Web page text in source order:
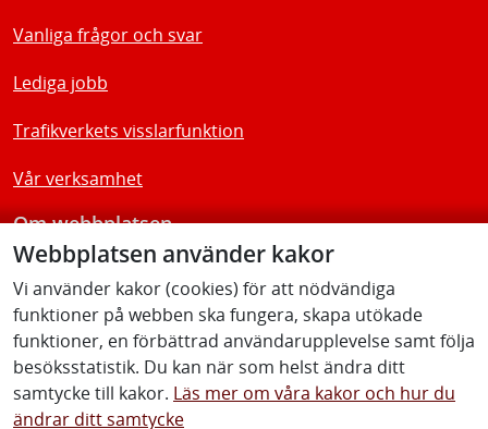
Webbplatsen använder kakor
Vi använder kakor (cookies) för att nödvändiga
funktioner på webben ska fungera, skapa utökade
funktioner, en förbättrad användarupplevelse samt följa
besöksstatistik. Du kan när som helst ändra ditt
samtycke till kakor. Läs mer om våra kakor och hur du
ändrar ditt samtycke
Vanliga frågor och svar
Lediga jobb
Trafikverkets visslarfunktion
Vår verksamhet
Om webbplatsen
Tillgänglighetsredogörelse
Följ oss